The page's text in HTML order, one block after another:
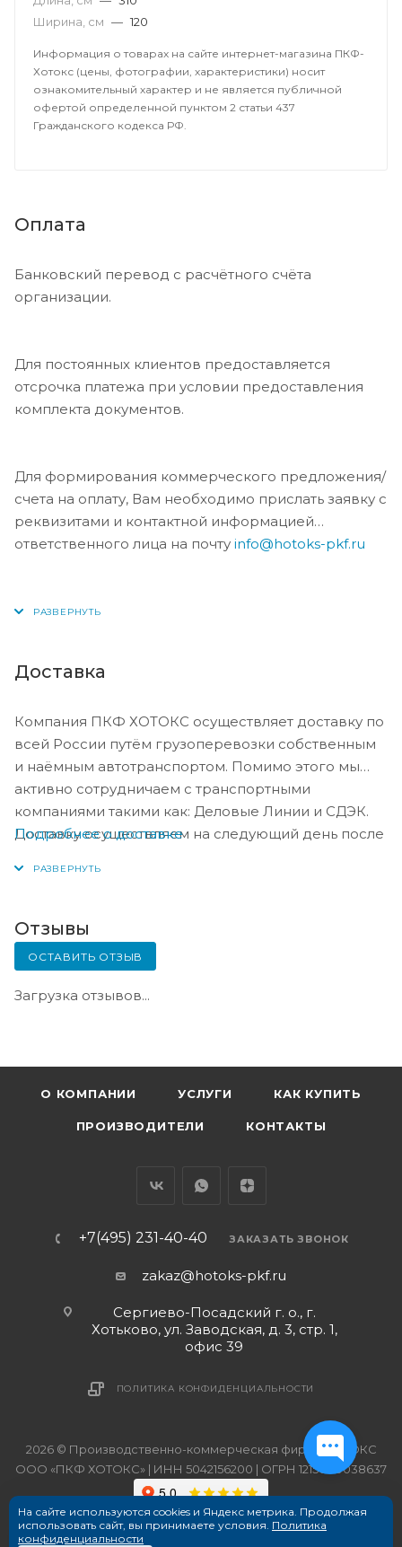
Ширина, см — 120
Информация о товарах на сайте интернет-магазина ПКФ-
Хотокс (цены, фотографии, характеристики) носит
ознакомительный характер и не является публичной
офертой определенной пунктом 2 статьи 437
Гражданского кодекса РФ.
Оплата
Банковский перевод с расчётного счёта
организации.
Для постоянных клиентов предоставляется
отсрочка платежа при условии предоставления
комплекта документов.
Для формирования коммерческого предложения/
счета на оплату, Вам необходимо прислать заявку с
реквизитами и контактной информацией
ответственного лица на почту info@hotoks-pkf.ru
Доставка
Компания ПКФ ХОТОКС осуществляет доставку по
всей России путём грузоперевозки собственным
и наёмным автотранспортом. Помимо этого мы
активно сотрудничаем с транспортными
компаниями такими как: Деловые Линии и СДЭК.
Доставку осуществляем на следующий день после
Подробнее о доставке
Отзывы
ОСТАВИТЬ ОТЗЫВ
Загрузка отзывов...
О КОМПАНИИ УСЛУГИ КАК КУПИТЬ
ПРОИЗВОДИТЕЛИ КОНТАКТЫ
+7(495) 231-40-40 ЗАКАЗАТЬ ЗВОНОК
zakaz@hotoks-pkf.ru
Сергиево-Посадский г. о., г.
Хотьково, ул. Заводская, д. 3, стр. 1,
офис 39
ПОЛИТИКА КОНФИДЕНЦИАЛЬНОСТИ
2026 © Производственно-коммерческая фирма ХОТОКС
ООО «ПКФ ХОТОКС» | ИНН 5042156200 | ОГРН 1215000038637
На сайте используются cookies и Яндекс метрика. Продолжая
использовать сайт, вы принимаете условия. Политика
конфиденциальности